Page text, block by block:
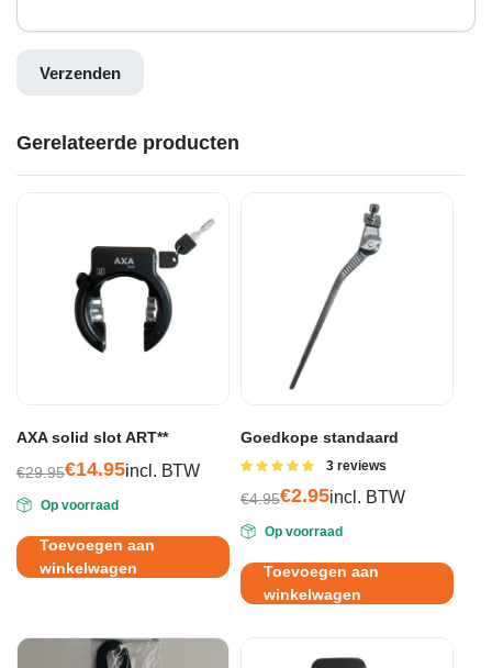
Gerelateerde producten
AXA solid slot ART**
€29.95
prijs
was:
€29.95.
€14.95
prijs
is:
€14.95.
incl. BTW
Op voorraad
Toevoegen aan
winkelwagen
Goedkope standaard
Gewaardeerd
3 reviews
€4.95
prijs
was:
€4.95.
€2.95
prijs
is:
€2.95.
incl. BTW
Op voorraad
Toevoegen aan
winkelwagen